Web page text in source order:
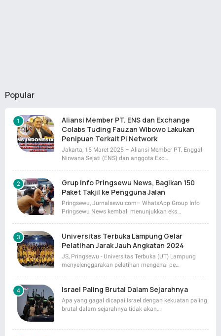
Popular
Aliansi Member PT. ENS dan Exchange
Colabs Tuding Fauzan Wibowo Lakukan
Penipuan Terkait Pi Network
Jakarta, 15 Maret 2025 – Aliansi Member PT. Enggal
Nirwana Sejati (ENS) dan anggota Exc…
Grup Info Pringsewu News, Bagikan 150
Paket Takjil ke Pengguna Jalan
Pringsewu, Jurnalsewu.com– WhatsApp Group Info
Pringsewu News kembali menunjukkan eks…
Universitas Terbuka Lampung Gelar
Pelatihan Jarak Jauh Angkatan 2024
JS, Pringsewu - Universitas Terbuka (UT) Lampung
menyelenggarakan pelatihan mengenai pe…
Israel Paling Brutal Dalam Sejarahnya
Apa yang gagal dicapai Israel dengan kekuatan paling
brutal dalam sejarahnya tidak akan…